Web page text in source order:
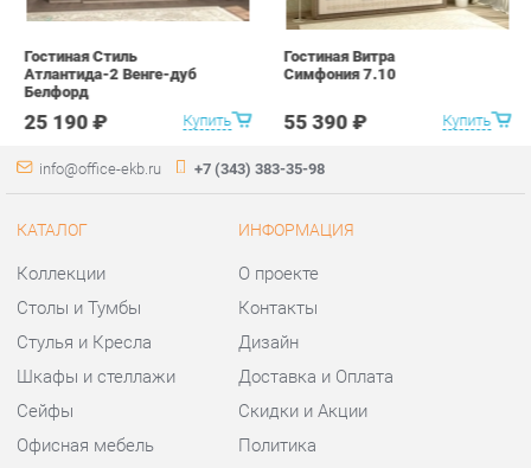
КАТАЛОГ
Коллекции
Столы и Тумбы
Стулья и Кресла
Шкафы и стеллажи
Сейфы
Хранение инструментов
Мягкая офисная мебель
ИНФОРМАЦИЯ
Контакты
Доставка и Оплата
Скидки и Акции
Гарантия
Помощь
ГОРОДА
Весь мир
Екатеринбург
КОНТАКТЫ
Шоурум и склад самовывоза
Адрес: г.Екатеринбург,